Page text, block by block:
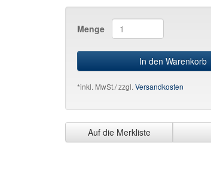
Menge
In den Warenkorb
*inkl. MwSt./ zzgl. Versandkosten
Auf die Merkliste